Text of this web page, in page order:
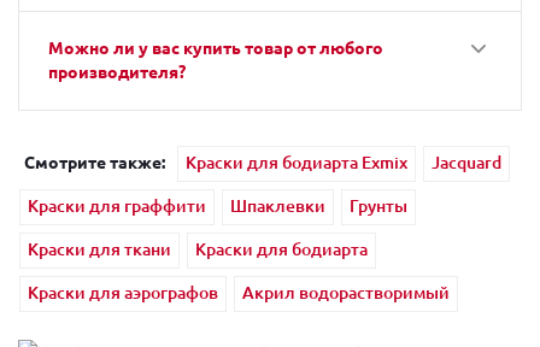
Можно ли у вас купить товар от любого
производителя?
Смотрите также: Краски для бодиарта Exmix
Jacquard
Краски для граффити
Шпаклевки
Грунты
Краски для ткани
Краски для бодиарта
Краски для аэрографов
Акрил водорастворимый